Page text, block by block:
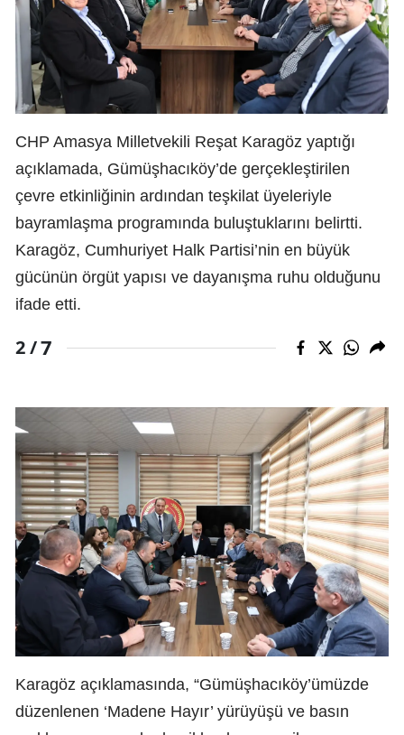
CHP Amasya Milletvekili Reşat Karagöz yaptığı
açıklamada, Gümüşhacıköy’de gerçekleştirilen
çevre etkinliğinin ardından teşkilat üyeleriyle
bayramlaşma programında buluştuklarını belirtti.
Karagöz, Cumhuriyet Halk Partisi’nin en büyük
gücünün örgüt yapısı ve dayanışma ruhu olduğunu
ifade etti.
2 /7
Karagöz açıklamasında, “Gümüşhacıköy’ümüzde
düzenlenen ‘Madene Hayır’ yürüyüşü ve basın